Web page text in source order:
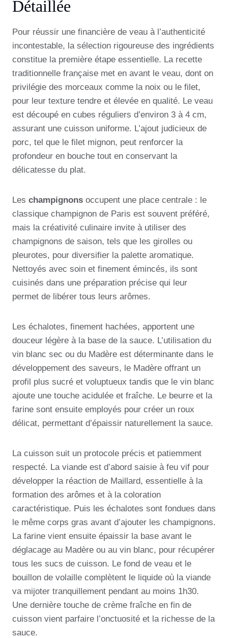
Détaillée
Pour réussir une financière de veau à l’authenticité
incontestable, la sélection rigoureuse des ingrédients
constitue la première étape essentielle. La recette
traditionnelle française met en avant le veau, dont on
privilégie des morceaux comme la noix ou le filet,
pour leur texture tendre et élevée en qualité. Le veau
est découpé en cubes réguliers d’environ 3 à 4 cm,
assurant une cuisson uniforme. L’ajout judicieux de
porc, tel que le filet mignon, peut renforcer la
profondeur en bouche tout en conservant la
délicatesse du plat.
Les champignons occupent une place centrale : le
classique champignon de Paris est souvent préféré,
mais la créativité culinaire invite à utiliser des
champignons de saison, tels que les girolles ou
pleurotes, pour diversifier la palette aromatique.
Nettoyés avec soin et finement émincés, ils sont
cuisinés dans une préparation précise qui leur
permet de libérer tous leurs arômes.
Les échalotes, finement hachées, apportent une
douceur légère à la base de la sauce. L’utilisation du
vin blanc sec ou du Madère est déterminante dans le
développement des saveurs, le Madère offrant un
profil plus sucré et voluptueux tandis que le vin blanc
ajoute une touche acidulée et fraîche. Le beurre et la
farine sont ensuite employés pour créer un roux
délicat, permettant d’épaissir naturellement la sauce.
La cuisson suit un protocole précis et patiemment
respecté. La viande est d’abord saisie à feu vif pour
développer la réaction de Maillard, essentielle à la
formation des arômes et à la coloration
caractéristique. Puis les échalotes sont fondues dans
le même corps gras avant d’ajouter les champignons.
La farine vient ensuite épaissir la base avant le
déglacage au Madère ou au vin blanc, pour récupérer
tous les sucs de cuisson. Le fond de veau et le
bouillon de volaille complètent le liquide où la viande
va mijoter tranquillement pendant au moins 1h30.
Une dernière touche de crème fraîche en fin de
cuisson vient parfaire l’onctuosité et la richesse de la
sauce.